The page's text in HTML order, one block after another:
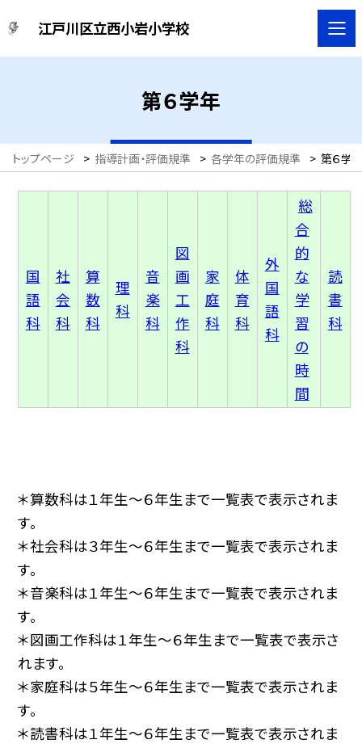
江戸川区立西小岩小学校
第６学年
トップページ > 指導計画・評価規準 > 各学年の評価規準 > 第６学
国
語
科
社
会
科
算
数
科
理
科
音
楽
科
図
画
工
作
科
家
庭
科
体
育
科
外
国
語
科
総
合
的
な
学
習
の
時
間
読
書
科
＊算数科は１年生〜６年生まで一覧表で表示されま
す。
＊社会科は３年生〜６年生まで一覧表で表示されま
す。
＊音楽科は１年生〜６年生まで一覧表で表示されま
す。
＊図画工作科は１年生〜６年生まで一覧表で表示さ
れます。
＊家庭科は５年生〜６年生まで一覧表で表示されま
す。
＊読書科は１年生〜６年生まで一覧表で表示されま